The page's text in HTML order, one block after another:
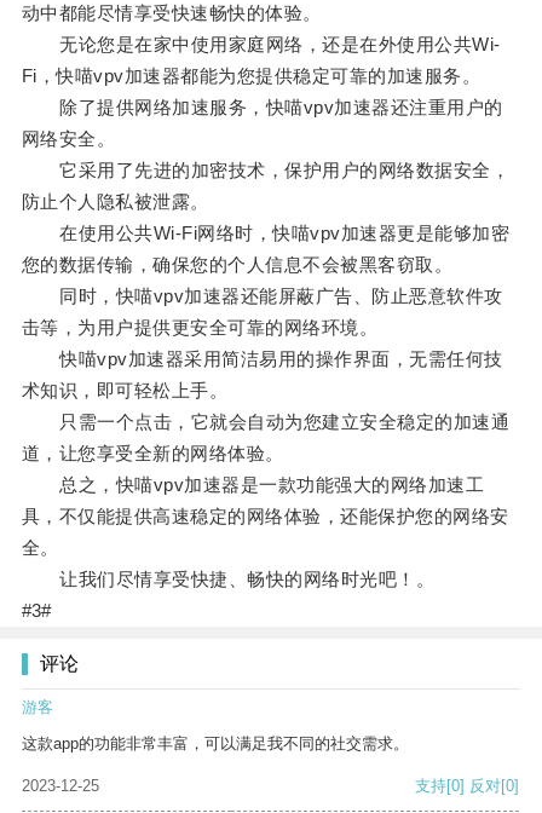
动中都能尽情享受快速畅快的体验。
无论您是在家中使用家庭网络，还是在外使用公共Wi-
Fi，快喵vpv加速器都能为您提供稳定可靠的加速服务。
除了提供网络加速服务，快喵vpv加速器还注重用户的
网络安全。
它采用了先进的加密技术，保护用户的网络数据安全，
防止个人隐私被泄露。
在使用公共Wi-Fi网络时，快喵vpv加速器更是能够加密
您的数据传输，确保您的个人信息不会被黑客窃取。
同时，快喵vpv加速器还能屏蔽广告、防止恶意软件攻
击等，为用户提供更安全可靠的网络环境。
快喵vpv加速器采用简洁易用的操作界面，无需任何技
术知识，即可轻松上手。
只需一个点击，它就会自动为您建立安全稳定的加速通
道，让您享受全新的网络体验。
总之，快喵vpv加速器是一款功能强大的网络加速工
具，不仅能提供高速稳定的网络体验，还能保护您的网络安
全。
让我们尽情享受快捷、畅快的网络时光吧！。
#3#
评论
游客
这款app的功能非常丰富，可以满足我不同的社交需求。
2023-12-25 支持[0] 反对[0]